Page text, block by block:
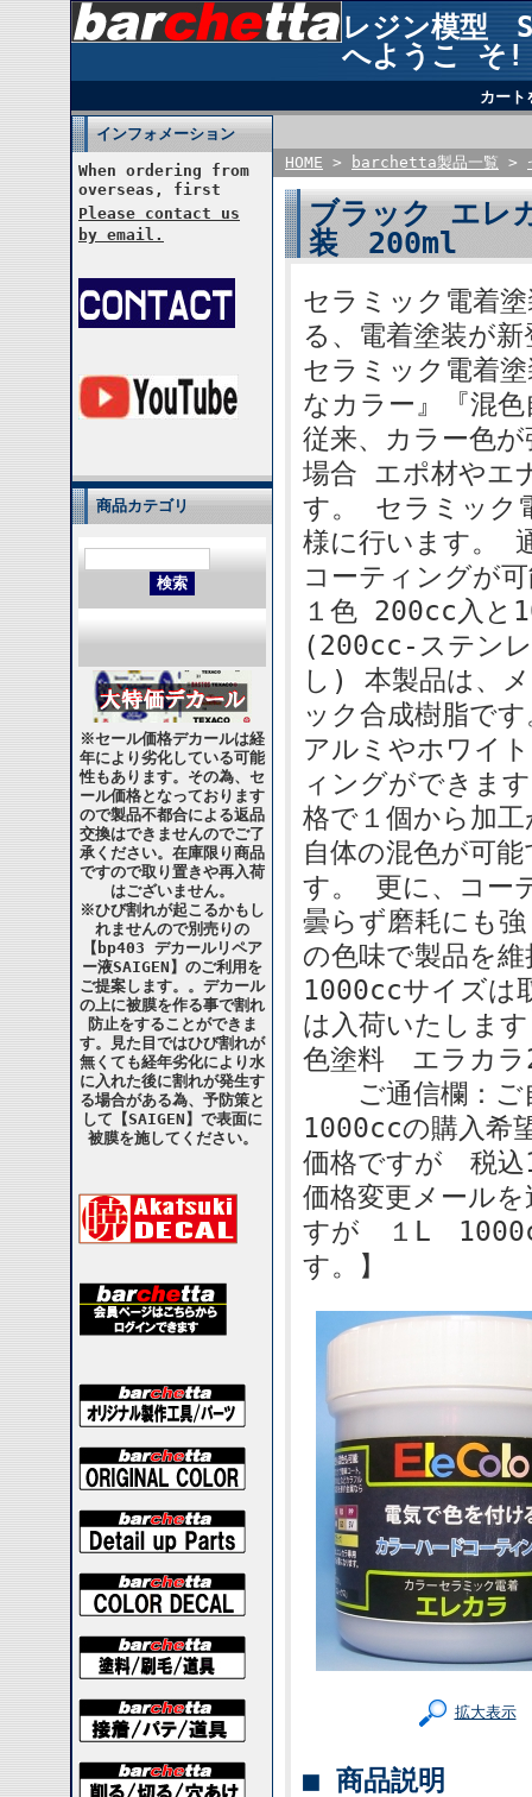
レジン模型
へようこ そ!
カート
インフォメーション
When ordering from
overseas, first
Please contact us
by email.
商品カテゴリ
※セール価格デカールは経
年により劣化している可能
性もあります。その為、セ
ール価格となっております
ので製品不都合による返品
交換はできませんのでご了
承ください。在庫限り商品
ですので取り置きや再入荷
はございません。
※ひび割れが起こるかもし
れませんので別売りの
【bp403 デカールリペア
ー液SAIGEN】のご利用を
ご提案します。。デカール
の上に被膜を作る事で割れ
防止をすることができま
す。見た目ではひび割れが
無くても経年劣化により水
に入れた後に割れが発生す
る場合がある為、予防策と
して【SAIGEN】で表面に
被膜を施してください。
HOME > barchetta製品一覧 >
ブラック エ
装 200ml
セラミック電着
る、電着塗装が
セラミック電着
なカラー』『混
従来、カラー色
場合 エポ材やエ
す。 セラミック
様に行います。
コーティングが
１色 200cc入と
(200cc-ステン
し) 本製品は、
ック合成樹脂で
アルミやホワイ
ィングができま
格で１個から加
自体の混色が可
す。 更に、コー
曇らず磨耗にも
の色味で製品を
1000ccサイズは
は入荷いたしま
色塗料 エラカラ
ご通信欄：ご
1000ccの購入希
価格ですが 税
価格変更メール
すが １L
す。】
拡大表示
■ 商品説明